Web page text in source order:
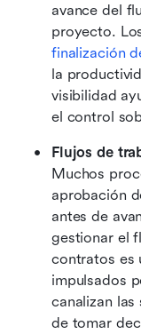
avance del
proyecto.
finalización
la
visibilidad
el control
Flujos de
Muchos
aprobación
antes de
gestionar el
contratos es
impulsados
canalizan
de tomar